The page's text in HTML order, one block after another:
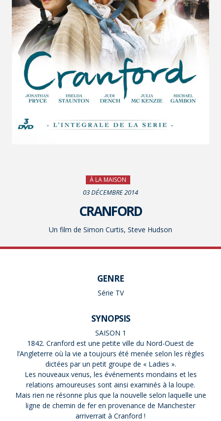
À LA MAISON
03 DÉCEMBRE 2014
CRANFORD
Un film de Simon Curtis, Steve Hudson
GENRE
Série TV
SYNOPSIS
SAISON 1
1842. Cranford est une petite ville du Nord-Ouest de
l’Angleterre où la vie a toujours été menée selon les règles
dictées par un petit groupe de « Ladies ».
Les nouveaux venus, les événements mondains et les
relations amoureuses sont ainsi examinés à la loupe.
Mais rien ne résonne plus que la nouvelle selon laquelle une
ligne de chemin de fer en provenance de Manchester
arriverrait à Cranford !